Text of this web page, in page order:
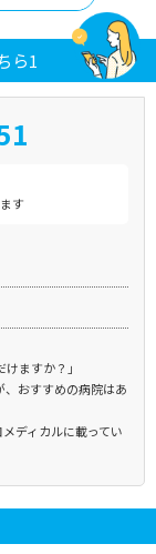
ら1
す
ますか？」
おすすめの病院はあ
ディカルに載ってい